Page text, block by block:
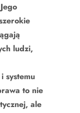
ludzi,
systemu
to nie
ale